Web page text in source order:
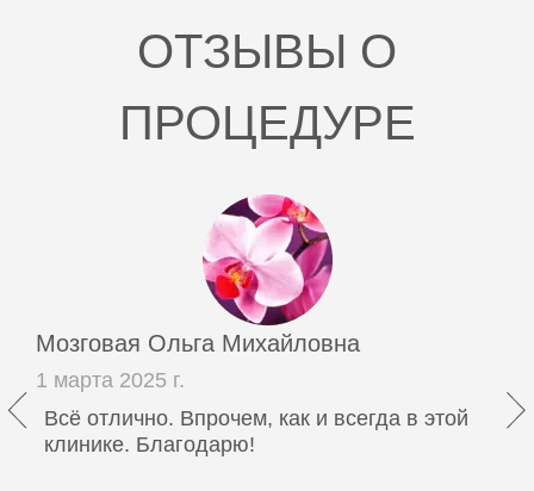
ОТЗЫВЫ О
ПРОЦЕДУРЕ
Мозговая Ольга Михайловна
1 марта 2025 г.
Всё отлично. Впрочем, как и всегда в этой
клинике. Благодарю!